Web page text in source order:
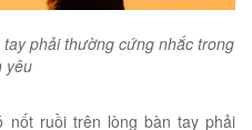
phải thường cứng nhắc trong
yêu
nốt ruồi trên lòng bàn tay phải